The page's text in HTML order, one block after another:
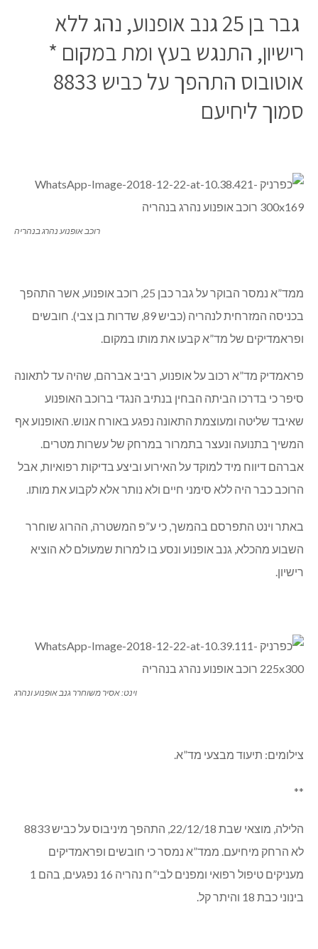
גבר בן 25 גנב אופנוע, נהג ללא
רישיון, התנגש בעץ ומת במקום *
אוטובוס התהפך על כביש 8833
סמוך ליחיעם
רוכב אופנוע נהרג בנהריה
ממד”א נמסר הבוקר על גבר כבן 25, רוכב אופנוע, אשר התהפך
בכניסה המזרחית לנהריה (כביש 89, שדרות בן צבי). חובשים
ופראמדיקים של מד”א קבעו את מותו במקום.
פראמדיק מד”א רכוב על אופנוע, רביב אברהם, שהיה עד לתאונה
סיפר כי בדרכו הביתה הבחין בנתיב הנגדי ברוכב האופנוע
שאיבד שליטה ומעוצמת התאונה נפגע באורח אנוש. האופנוע אף
המשיך בתנועה ונעצר בתמרור במרחק של עשרות מטרים.
אברהם דיווח מיד למוקד על האירוע וביצע בדיקות רפואיות, אבל
הרוכב כבר היה ללא סימני חיים ולא נותר אלא לקבוע את מותו.
באתר וינט התפרסם בהמשך, כי ע”פ המשטרה, ההרוג שוחרר
השבוע מהכלא, גנב אופנוע ונסע בו למרות שמעולם לא הוציא
רישיון.
וינט: אסיר משוחרר גנב אופנוע ונהרג
צילומים: תיעוד מבצעי מד”א.
**
הלילה, מוצאי שבת 22/12/18, התהפך מיניבוס על כביש 8833
לא הרחק מיחיעם. ממד”א נמסר כי חובשים ופראמדיקים
מעניקים טיפול רפואי ומפנים לבי”ח נהריה 16 נפגעים, בהם 1
בינוני כבת 18 והיתר קל.